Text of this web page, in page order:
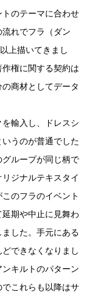
のテーマに合わせ
れでフラ（ダン
上描いてきまし
権に関する契約は
商材としてデータ
輸入し、ドレスシ
うのが普通でした
ループが同じ柄で
ジナルテキスタイ
のフラのイベント
期や中止に見舞わ
した。手元にある
できなくなりまし
キルトのパターン
これらも以降はサ